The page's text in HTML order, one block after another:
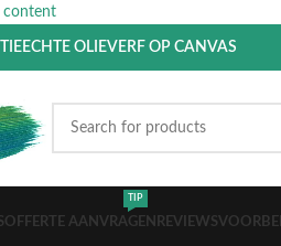
content
ECHTE OLIEVERF OP CANVAS
OFFERTE AANVRAGEN
TIP
REVIEWS